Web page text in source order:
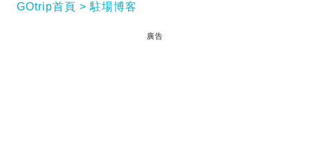
GOtrip首頁 駐場博客
廣告